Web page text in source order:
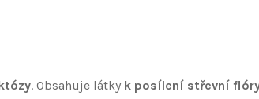
. Obsahuje látky k posílení střevní